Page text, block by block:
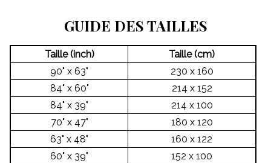
GUIDE DES TAILLES
Taille (inch)
Taille (cm)
90" x 63"
230 x 160
84" x 60"
214 x 152
84" x 39"
214 x 100
70" x 47"
180 x 120
63" x 48"
160 x 122
60" x 39"
152 x 100